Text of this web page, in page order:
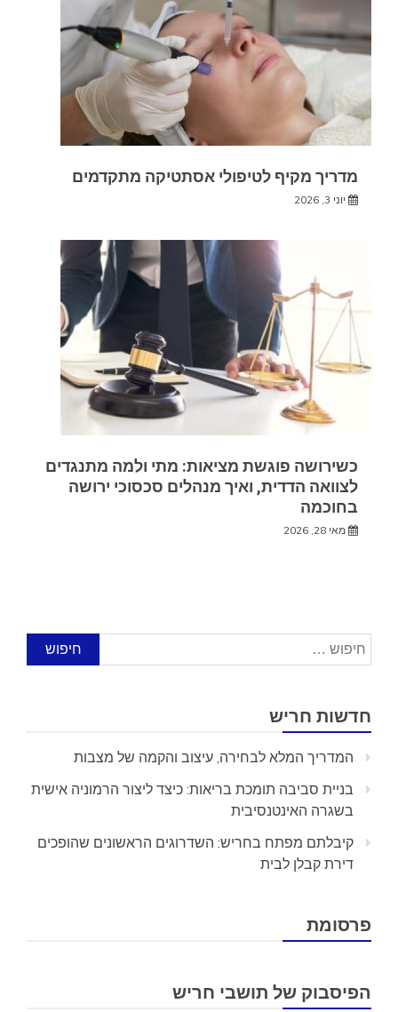
מדריך מקיף לטיפולי אסתטיקה מתקדמים
יוני 3, 2026
כשירושה פוגשת מציאות: מתי ולמה מתנגדים
לצוואה הדדית, ואיך מנהלים סכסוכי ירושה
בחוכמה
מאי 28, 2026
חיפוש:
חדשות חריש
המדריך המלא לבחירה, עיצוב והקמה של מצבות
בניית סביבה תומכת בריאות: כיצד ליצור הרמוניה אישית
בשגרה האינטנסיבית
קיבלתם מפתח בחריש: השדרוגים הראשונים שהופכים
דירת קבלן לבית
פרסומת
הפיסבוק של תושבי חריש